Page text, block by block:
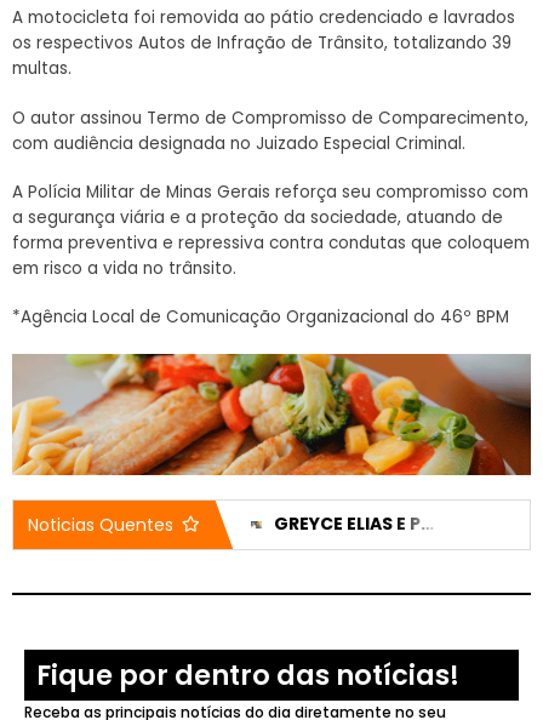
A motocicleta foi removida ao pátio credenciado e lavrados
os respectivos Autos de Infração de Trânsito, totalizando 39
multas.
O autor assinou Termo de Compromisso de Comparecimento,
com audiência designada no Juizado Especial Criminal.
A Polícia Militar de Minas Gerais reforça seu compromisso com
a segurança viária e a proteção da sociedade, atuando de
forma preventiva e repressiva contra condutas que coloquem
em risco a vida no trânsito.
*Agência Local de Comunicação Organizacional do 46º BPM
Noticias Quentes CASA DO IDOSO RECEBE DOIS VEÍCULOS NOVOS APÓS EMENDA DE 200 MIL REAIS GREYCE ELIAS E PEDRO LUCAS TÊM CANDIDATURAS REGISTRADAS E NOMES JÁ APARECEM NO DIVULGACAND
Fique por dentro das notícias!
Receba as principais notícias do dia diretamente no seu